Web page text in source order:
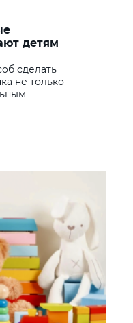
детям
сделать
не только